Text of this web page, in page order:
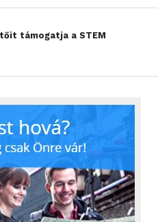
támogatja a STEM